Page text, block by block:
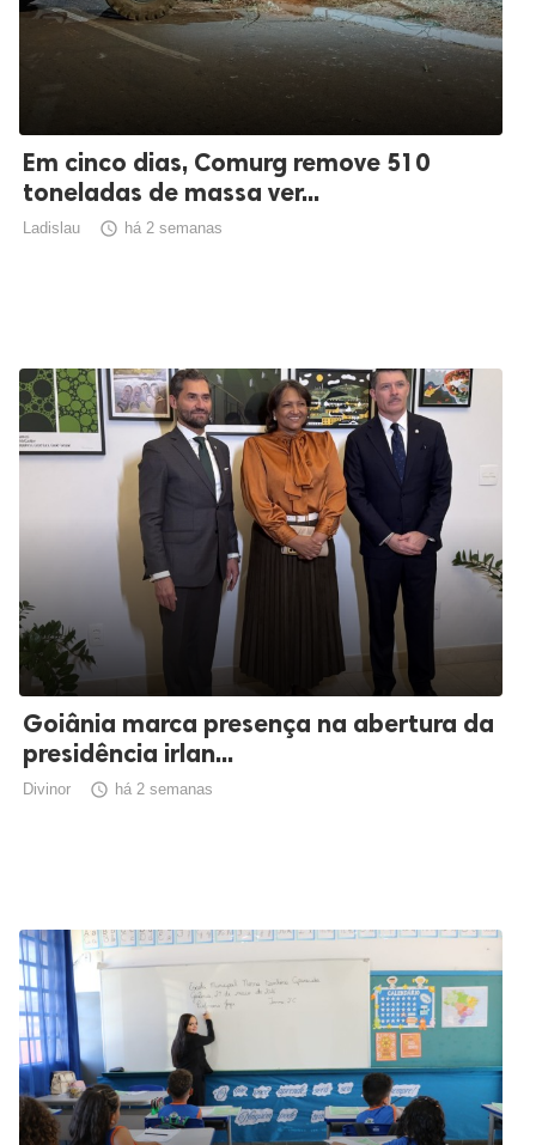
Em cinco dias, Comurg remove 510
toneladas de massa ver...
Ladislau  há 2 semanas
Goiânia marca presença na abertura da
presidência irlan...
Divinor  há 2 semanas